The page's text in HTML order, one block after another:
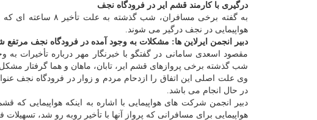
درگیری با كارمند قشم ایر در فرودگاه نجف
به گفته برخی
هواپیمایی در نجف درگیر می شوند.
دبیر انجمن ایرلاین ها: مشكلات به وجود آمده در فرودگاه نجف
مقصود اسعدی سامانی در گفتگو با خبرنگار مهر درباره تأخیرات
شب گذشته برخی پروازهای قشم ایر، تابان، ماهان و هما گرفتار
وی علت اصلی این اتفاق را ازدحام مردم و زوار در فرودگاه نجف
در حال انجام می باشد.
دبیر انجمن شركت های هواپیمایی با اشاره به اینكه هواپیمایی
هواپیمایی برای مسافرانی كه پرواز آنها با تأخیر روبه رو شد، تسهیلات